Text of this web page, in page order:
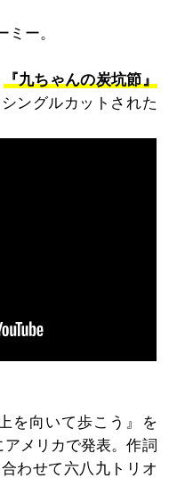
ー。
『九ちゃんの炭坑節』
ングルカットされた
を向いて歩こう』を
アメリカで発表。作詞
わせて六八九トリオ